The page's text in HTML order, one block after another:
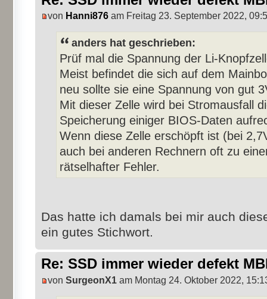
von Hanni876 am Freitag 23. September 2022,
anders hat geschrieben:
Prüf mal die Spannung der Li-
Meist befindet die sich auf dem
neu sollte sie eine Spannung von gut
Mit dieser Zelle wird bei Stromausfall
Speicherung einiger BIOS-Daten
Wenn diese Zelle erschöpft ist (bei
auch bei anderen Rechnern oft zu
rätselhafter Fehler.
Das hatte ich damals bei mir auch
ein gutes Stichwort.
Re: SSD immer wieder defekt
von SurgeonX1 am Montag 24. Oktober 2022,